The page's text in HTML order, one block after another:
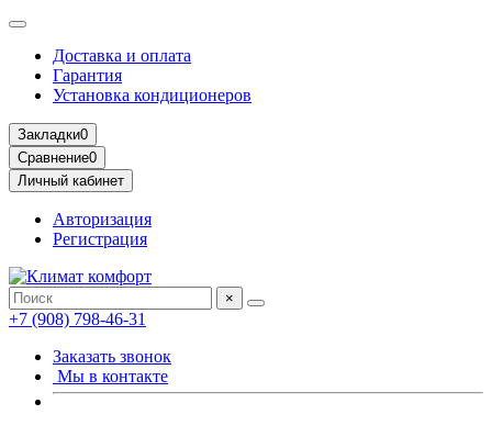
Доставка и оплата
Гарантия
Установка кондиционеров
Закладки0
Сравнение0
Личный кабинет
Авторизация
Регистрация
×
+7 (908) 798-46-31
Заказать звонок
Мы в контакте